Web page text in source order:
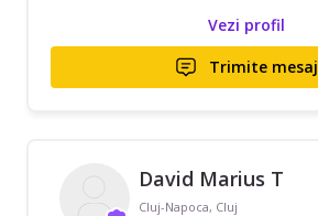
Vezi profil
Trimite mesaj
David Marius T
Cluj-Napoca, Cluj